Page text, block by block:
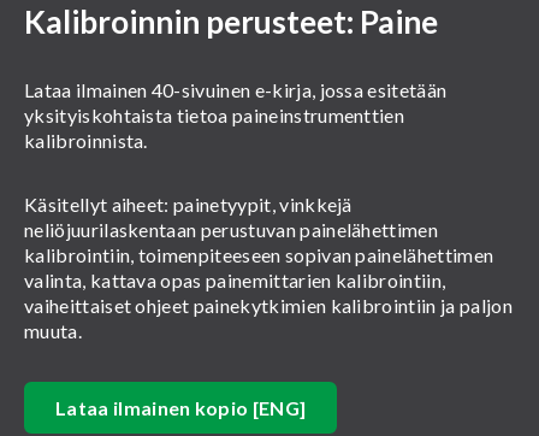
Kalibroinnin perusteet: Paine
Lataa ilmainen 40-sivuinen e-kirja, jossa esitetään
yksityiskohtaista tietoa paineinstrumenttien
kalibroinnista.
Käsitellyt aiheet: painetyypit, vinkkejä
neliöjuurilaskentaan perustuvan painelähettimen
kalibrointiin, toimenpiteeseen sopivan painelähettimen
valinta, kattava opas painemittarien kalibrointiin,
vaiheittaiset ohjeet painekytkimien kalibrointiin ja paljon
muuta.
Lataa ilmainen kopio [ENG]